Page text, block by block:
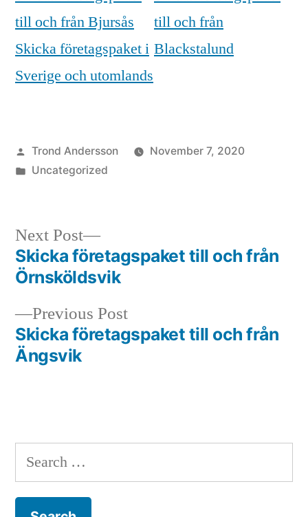
till och från Bjursås
till och från
Blackstalund
Skicka företagspaket i
Sverige och utomlands
Posted
by
Trond Andersson
November 7, 2020
Posted
Uncategorized
Post
navigation
Previous PostPrevious
post:
Skicka företagspaket till och från
Ängsvik
Next Post
Next
post:
Skicka företagspaket till och från
Örnsköldsvik
Search
for: